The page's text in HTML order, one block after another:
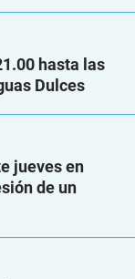
hasta las
Dulces
jueves en
de un